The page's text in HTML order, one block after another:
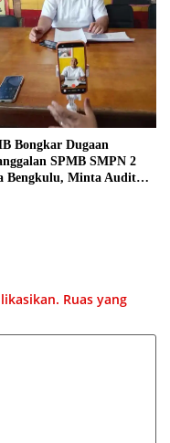
Bongkar Dugaan
SPMB SMPN 2
Bengkulu, Minta Audit
Ruas yang